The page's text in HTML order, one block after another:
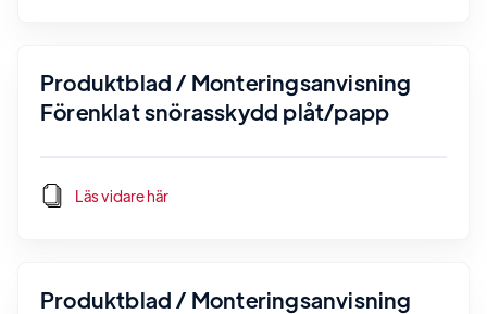
Produktblad / Monteringsanvisning
Förenklat snörasskydd plåt/papp
Läs vidare här
Produktblad / Monteringsanvisning